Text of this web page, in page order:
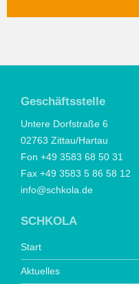
Geschäftsstelle
Untere Dorfstraße 6
02763 Zittau/Hartau
Fon +49 3583 68 50 31
Fax +49 3583 5 86 58 12
info@schkola.de
SCHKOLA
Start
Aktuelles